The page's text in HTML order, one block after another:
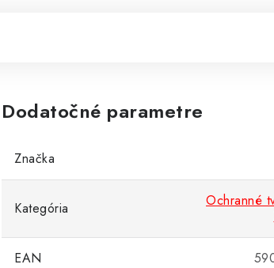
Dodatočné parametre
Značka
Kategória
Ochranné
EAN